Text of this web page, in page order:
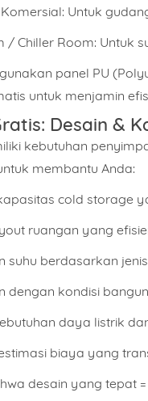
Untuk
/ Chiller Room: Untuk
panel PU
untuk menjamin
Desain &
kebutuhan
membantu Anda:
cold storage
ruangan yang
suhu berdasarkan jenis
dengan kondisi
daya listrik
biaya yang
desain yang tepat